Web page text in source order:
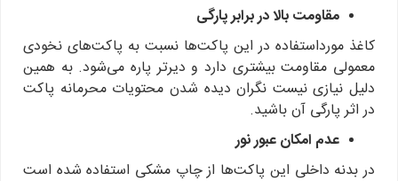
مقاومت بالا در برابر پارگی
کاغذ مورداستفاده در این پاکت‌ها نسبت به پاکت‌های نخودی
معمولی مقاومت بیشتری دارد و دیرتر پاره می‌شود. به همین
دلیل نیازی نیست نگران دیده شدن محتویات محرمانه پاکت
در اثر پارگی آن باشید.
عدم امکان عبور نور
در بدنه داخلی این پاکت‌ها از چاپ مشکی استفاده شده است